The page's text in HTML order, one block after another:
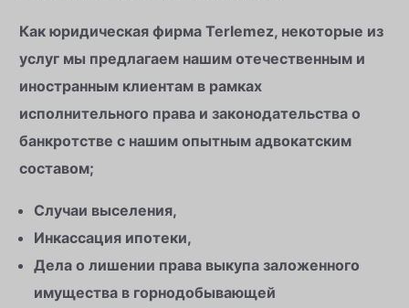
Как юридическая фирма Terlemez, некоторые из
услуг мы предлагаем нашим отечественным и
иностранным клиентам в рамках
исполнительного права и законодательства о
банкротстве с нашим опытным адвокатским
составом;
Случаи выселения,
Инкассация ипотеки,
Дела о лишении права выкупа заложенного
имущества в горнодобывающей